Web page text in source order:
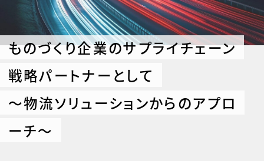
ものづくり企業のサプライチェーン
戦略パートナーとして
～物流ソリューションからのアプロ
ーチ～